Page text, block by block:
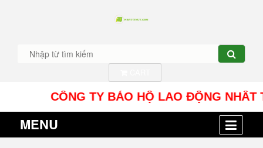
CÔNG TY BẢO HỘ LAO ĐỘNG NHÂT
MENU